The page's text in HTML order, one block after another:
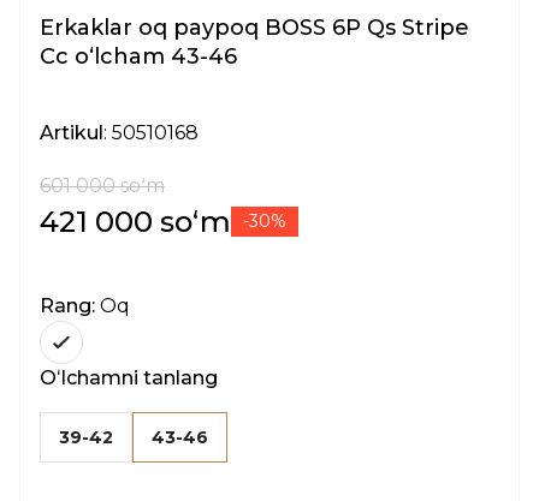
Erkaklar oq paypoq BOSS 6P Qs Stripe
Cc oʻlcham 43-46
Artikul: 50510168
601 000 soʻm
421 000 soʻm -30%
Rang: Oq
Oʻlchamni tanlang
39-42 43-46